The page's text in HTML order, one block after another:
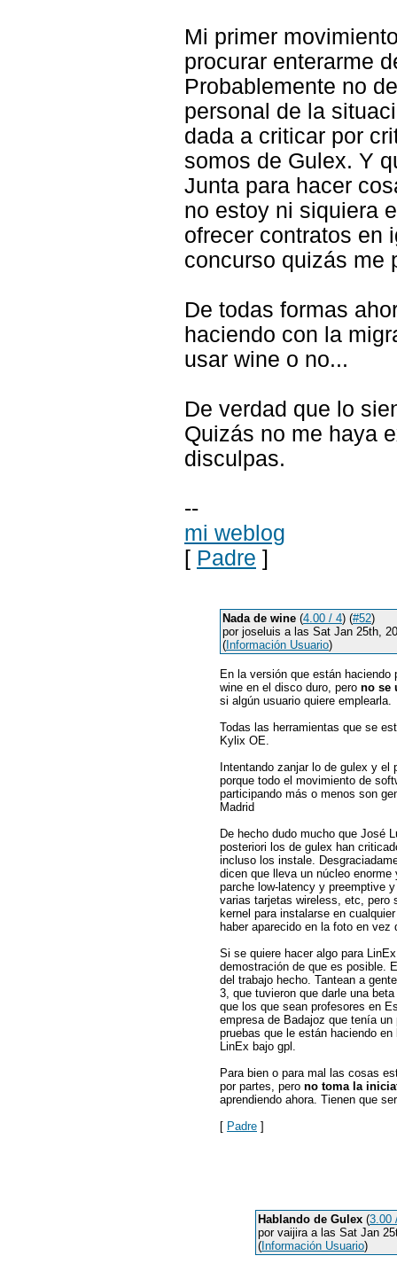
Mi primer
procurar enterarme
Probablemente no
personal de la
dada a criticar por
somos de Gulex. Y
Junta para hacer
no estoy ni siquiera
ofrecer contratos en
concurso quizás me
De todas formas
haciendo con la
usar wine o no...
De verdad que lo
Quizás no me haya
disculpas.
--
mi weblog
[ Padre ]
Nada de wine (4.00 / 4) (#52)
por joseluis a las Sat Jan 25th,
( Información Usuario)
En la versión que están
wine en el disco duro, pero no se
si algún usuario quiere emplearla.
Todas las herramientas que se
Kylix OE.
Intentando zanjar lo de gulex y
porque todo el movimiento de
participando más o menos son
Madrid
De hecho dudo mucho que José
posteriori los de gulex han
incluso los instale.
dicen que lleva un núcleo
parche low-latency y preemptive
varias tarjetas wireless, etc, pero
kernel para instalarse en
haber aparecido en la foto en
Si se quiere hacer algo para
demostración de que es posible.
del trabajo hecho. Tantean a
3, que tuvieron que darle una
que los que sean profesores en
empresa de Badajoz que tenía
pruebas que le están haciendo
LinEx bajo gpl.
Para bien o para mal las cosas
por partes, pero no toma la
aprendiendo ahora. Tienen que
[ Padre ]
Hablando de Gulex (3.00
por vaijira a las Sat Jan
( Información Usuario)